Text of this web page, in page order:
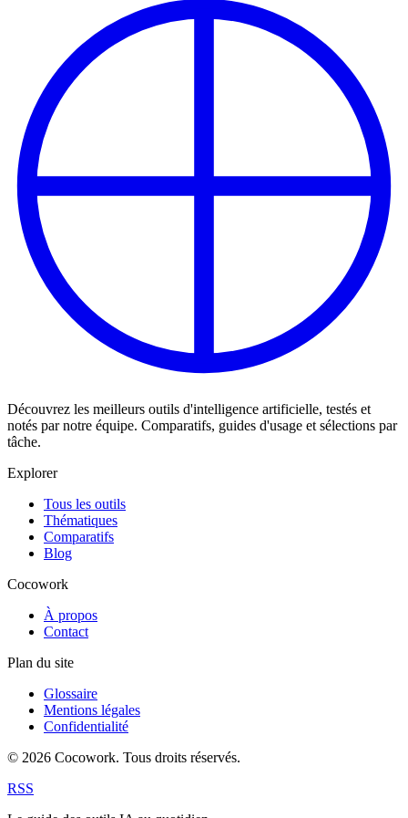
Découvrez les meilleurs outils d'intelligence artificielle, testés et
notés par notre équipe. Comparatifs, guides d'usage et sélections par
tâche.
Explorer
Tous les outils
Thématiques
Comparatifs
Blog
Cocowork
À propos
Contact
Plan du site
Glossaire
Mentions légales
Confidentialité
© 2026 Cocowork. Tous droits réservés.
RSS